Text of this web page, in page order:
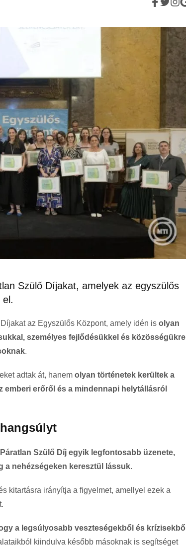
Szülő Díjakat, amelyek az egyszülős
az Egyszülős Központ, amely idén is olyan
személyes fejlődésükkel és közösségükre
.
adtak át, hanem olyan történetek kerültek a
emberi erőről és a mindennapi helytállásról
Szülő Díj egyik legfontosabb üzenete,
a nehézségeken keresztül lássuk.
kitartásra irányítja a figyelmet, amellyel ezek a
a legsúlyosabb veszteségekből és krízisekből
kiindulva később másoknak is segítséget